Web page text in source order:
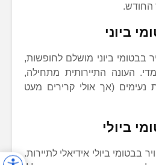
החודש.
ביוני
בבטומי ביוני מושלם לחופשות,
העונה התיירותית מתחילה,
נעימים (אך אולי קרירים מעט
ביולי
בבטומי ביולי אידיאלי לתיירות.